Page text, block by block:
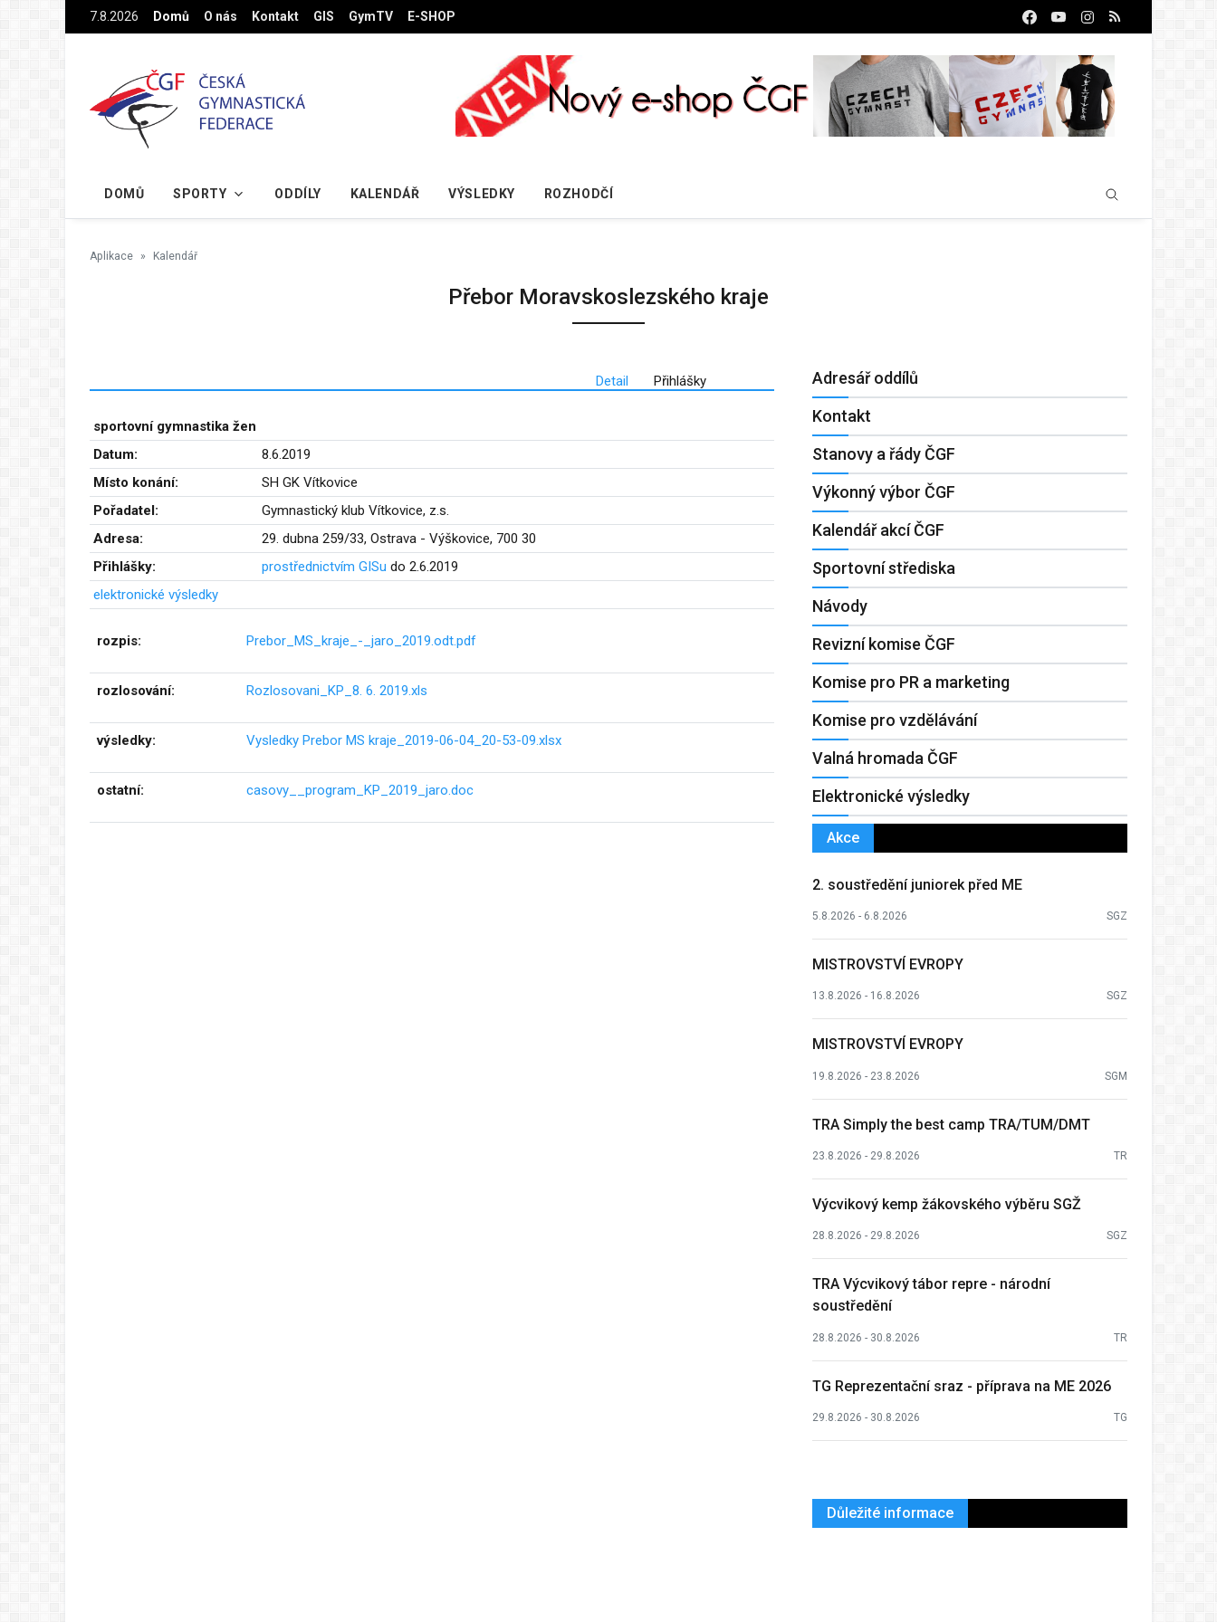
Na hlavní obsah7.8.2026 Domů O nás Kontakt GIS GymTV E-SHOP
DOMŮ SPORTY ODDÍLY KALENDÁŘ VÝSLEDKY ROZHODČÍ
Aplikace Kalendář
Přebor Moravskoslezského kraje
Detail Přihlášky
sportovní gymnastika žen
Datum:
8.6.2019
Místo konání:
SH GK Vítkovice
Pořadatel:
Gymnastický klub Vítkovice, z.s.
Adresa:
29. dubna 259/33, Ostrava - Výškovice, 700 30
Přihlášky:
prostřednictvím GISu do 2.6.2019
elektronické výsledky
rozpis: Prebor_MS_kraje_-_jaro_2019.odt.pdf
rozlosování: Rozlosovani_KP_8. 6. 2019.xls
výsledky: Vysledky Prebor MS kraje_2019-06-04_20-53-09.xlsx
ostatní: casovy__program_KP_2019_jaro.doc
Adresář oddílů
Kontakt
Stanovy a řády ČGF
Výkonný výbor ČGF
Kalendář akcí ČGF
Sportovní střediska
Návody
Revizní komise ČGF
Komise pro PR a marketing
Komise pro vzdělávání
Valná hromada ČGF
Elektronické výsledky
Akce
2. soustředění juniorek před ME
5.8.2026 - 6.8.2026 SGZ
MISTROVSTVÍ EVROPY
13.8.2026 - 16.8.2026 SGZ
MISTROVSTVÍ EVROPY
19.8.2026 - 23.8.2026 SGM
TRA Simply the best camp TRA/TUM/DMT
23.8.2026 - 29.8.2026 TR
Výcvikový kemp žákovského výběru SGŽ
28.8.2026 - 29.8.2026 SGZ
TRA Výcvikový tábor repre - národní
soustředění
28.8.2026 - 30.8.2026 TR
TG Reprezentační sraz - příprava na ME 2026
29.8.2026 - 30.8.2026 TG
Důležité informace